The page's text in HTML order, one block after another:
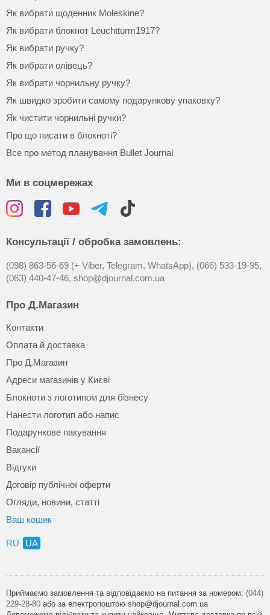
Як вибрати щоденник Moleskine?
Як вибрати блокнот Leuchtturm1917?
Як вибрати ручку?
Як вибрати олівець?
Як вибрати чорнильну ручку?
Як швидко зробити самому подарункову упаковку?
Як чистити чорнильні ручки?
Про що писати в блокноті?
Все про метод планування Bullet Journal
Ми в соцмережах
Консультації / обробка замовлень:
(098) 863-56-69 (+ Viber, Telegram, WhatsApp), (066) 533-19-95,
(063) 440-47-46, shop@djournal.com.ua
Про Д.Магазин
Контакти
Оплата й доставка
Про Д.Магазин
Адреси магазинів у Києві
Блокноти з логотипом для бізнесу
Нанести логотип або напис
Подарункове пакування
Вакансії
Відгуки
Договір публічної оферти
Огляди, новини, статті
Ваш кошик
RU UA
Приймаємо замовлення та відповідаємо на питання за номером: (044)
229-28-80 або за електропоштою shop@djournal.com.ua